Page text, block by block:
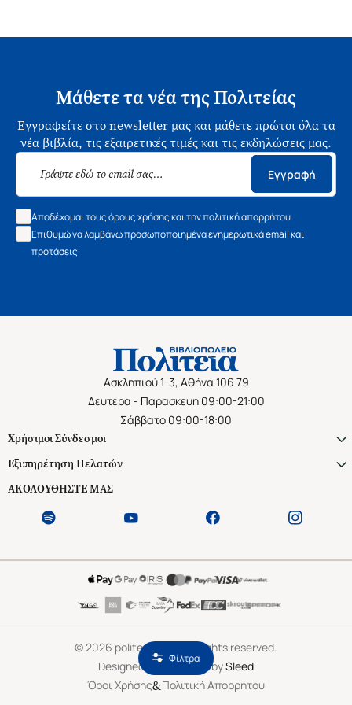
Φίλτρα
Μάθετε τα νέα της Πολιτείας
Εγγραφείτε στο newsletter μας και μάθετε πρώτοι όλα τα
νέα βιβλία, τις εξαιρετικές τιμές και τις εκδηλώσεις μας.
Εγγραφή
Αποδέχομαι τους όρους χρήσης και την πολιτική απορρήτου
Επιθυμώ να λαμβάνω προσωποποιημένα ενημερωτικά email και
προτάσεις
Ασκληπιού 1-3, Αθήνα 106 79
Δευτέρα - Παρασκευή 09:00-21:00
Σάββατο 09:00-18:00
Χρήσιμοι Σύνδεσμοι
Εξυπηρέτηση Πελατών
ΑΚΟΛΟΥΘΗΣΤΕ ΜΑΣ
©2026 politeianet.gr All rights reserved.
Designed & Developed bySleed
Όροι Χρήσης&Πολιτική Απορρήτου